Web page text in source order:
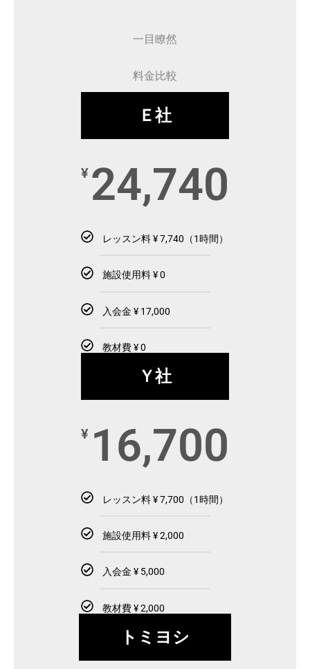
一目瞭然
料金比較
Ｅ社
¥ 24,740
レッスン料 ¥ 7,740（1時間）
施設使用料 ¥ 0
入会金 ¥ 17,000
教材費 ¥ 0
Ｙ社
¥ 16,700
レッスン料 ¥ 7,700（1時間）
施設使用料 ¥ 2,000
入会金 ¥ 5,000
教材費 ¥ 2,000
トミヨシ